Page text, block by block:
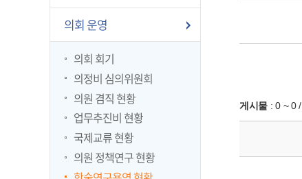
의회 운영
의회 회기
의정비 심의위원회
의원 겸직 현황
업무추진비 현황
국제교류 현황
의원 정책연구 현황
게시물 :0 ~ 0/